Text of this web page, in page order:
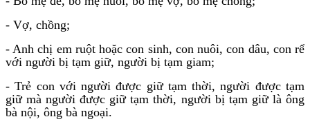
- Vợ, chồng;
- Anh chị em ruột hoặc con sinh, con nuôi, con dâu, con rể
với người bị tạm giữ, người bị tạm giam;
- Trẻ con với người được giữ tạm thời, người được tạm
giữ mà người được giữ tạm thời, người bị tạm giữ là ông
bà nội, ông bà ngoại.